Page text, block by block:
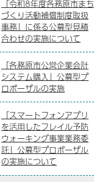
「令和8年度各務原市まち
づくり活動補償制度取扱
事務」に係る公募型見積
合わせの実施について
「各務原市公営企業会計
システム購入」公募型プ
ロポーザルの実施
「スマートフォンアプリ
を活用したフレイル予防
ウォーキング事業業務委
託」公募型プロポーザル
の実施について